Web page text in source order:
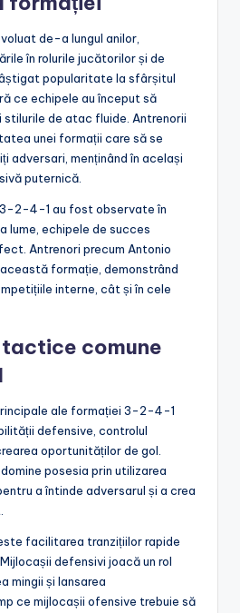
de-a lungul anilor,
în rolurile jucătorilor și de
popularitate la sfârșitul
ce echipele au început să
de atac fluide. Antrenorii
unei formații care să se
adversari, menținând în același
puternică.
2-4-1 au fost observate în
lume, echipele de succes
Antrenori precum Antonio
formație, demonstrând
interne, cât și în cele
comune
ale formației 3-2-4-1
defensive, controlul
oportunităților de gol.
posesia prin utilizarea
a întinde adversarul și a crea
facilitarea tranzițiilor rapide
defensivi joacă un rol
mingii și lansarea
ce mijlocașii ofensive trebuie să